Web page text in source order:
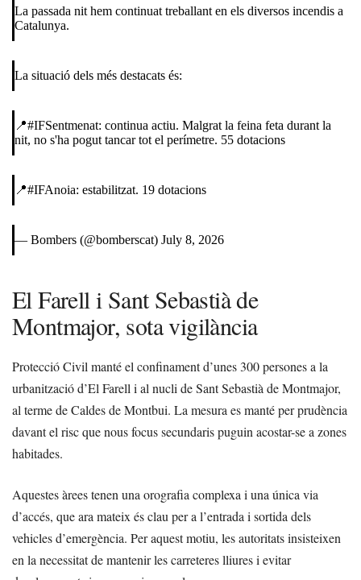
La passada nit hem continuat treballant en els diversos incendis a
Catalunya.
La situació dels més destacats és:
📍#IFSentmenat: continua actiu. Malgrat la feina feta durant la
nit, no s'ha pogut tancar tot el perímetre. 55 dotacions
📍#IFAnoia: estabilitzat. 19 dotacions
— Bombers (@bomberscat) July 8, 2026
El Farell i Sant Sebastià de
Montmajor, sota vigilància
Protecció Civil manté el confinament d’unes 300 persones a la
urbanització d’El Farell i al nucli de Sant Sebastià de Montmajor,
al terme de Caldes de Montbui. La mesura es manté per prudència
davant el risc que nous focus secundaris puguin acostar-se a zones
habitades.
Aquestes àrees tenen una orografia complexa i una única via
d’accés, que ara mateix és clau per a l’entrada i sortida dels
vehicles d’emergència. Per aquest motiu, les autoritats insisteixen
en la necessitat de mantenir les carreteres lliures i evitar